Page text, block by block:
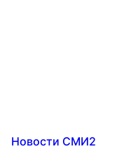
Новости СМИ2